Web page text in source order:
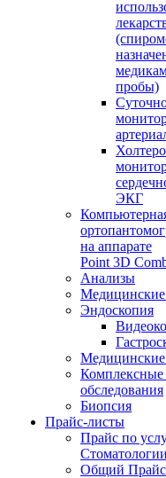
пробы)
ЭКГ
на аппарате
Point 3D
Анализы
Эндоскопия
обследования
Биопсия
Прайс-листы
Прайс по
Стоматологии
Общий Прайс